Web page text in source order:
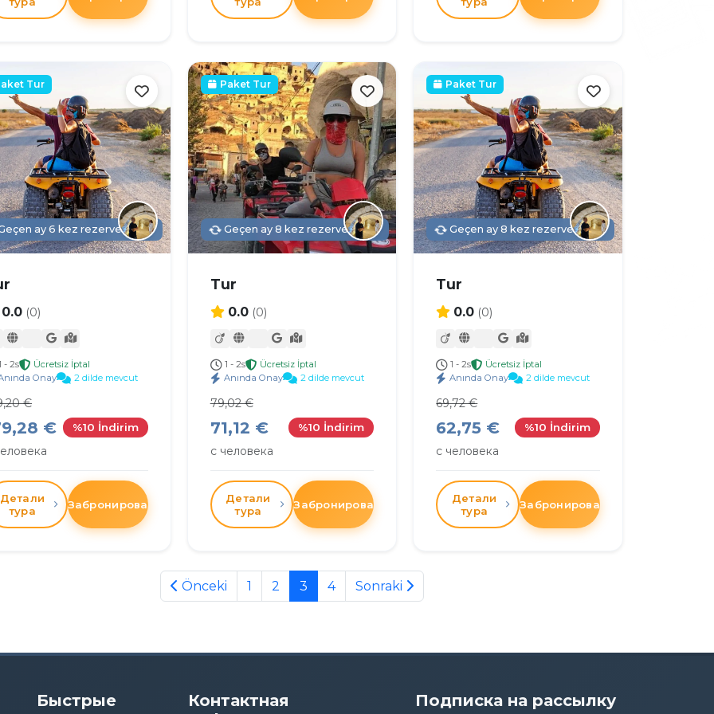
Tur
ay 6 kez rezerve edildi
0.0 (0)
- 2s
Ücretsiz İptal
Onay
2 dilde mevcut
€
€ %10 İndirim
Детали
тура
Забронировать
Paket Tur
Geçen ay 8 kez rezerve edildi
Tur
0.0 (0)
1 - 2s
Ücretsiz İptal
Anında Onay
2 dilde mevcut
79,02 €
71,12 €
с человека
%10 İndirim
Детали
тура
Забронировать
Paket Tur
Geçen ay 8 kez rezerve edildi
Tur
0.0 (0)
1 - 2s
Ücretsiz İptal
Anında Onay
2 dilde mevcut
69,72 €
62,75 €
с человека
%10 İndirim
Детали
тура
Забронировать
Önceki 1 2 3 4 Sonraki
Быстрые
Контактная
Подписка на рассылку